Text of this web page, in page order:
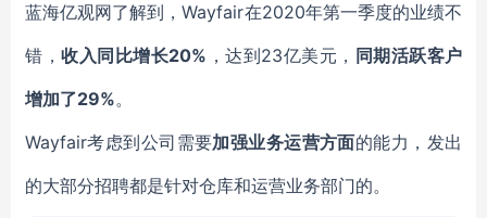
蓝海亿观网了解到，Wayfair在2020年第一季度的业绩不
错， 收入同比增长20% ，达到23亿美元， 同期活跃客户
增加了29%。
Wayfair考虑到公司需要加强业务运营方面的能力，发出
的大部分招聘都是针对仓库和运营业务部门的。